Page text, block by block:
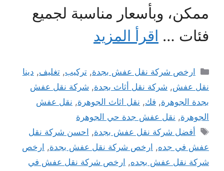
ممكن، وبأسعار مناسبة لجميع
فئات … اقرأ المزيد
التصنيفات
ارخص شركة نقل عفش بجدة,تركيب,تغليف, دينا
نقل عفش, شركة نقل أثاث بجدة, شركة نقل عفش
بجدة الجوهرة, فك, نقل اثاث الجوهرة, نقل عفش
الجوهرة, نقل عفش جدة حي الجوهرة
الوسوم
أفضل شركة نقل عفش بجدة, احسن شركة نقل
عفش في جده, ارخص شركة نقل عفش بجدة, ارخص
شركة نقل عفش بجده, ارخص شركة نقل عفش في